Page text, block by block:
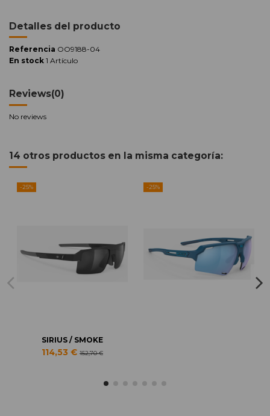
Detalles del producto
Referencia OO9188-04
En stock 1 Artículo
Reviews(0)
No reviews
14 otros productos en la misma categoría:
-25%
SIRIUS / SMOKE
114,53 € 152,70 €
-25%